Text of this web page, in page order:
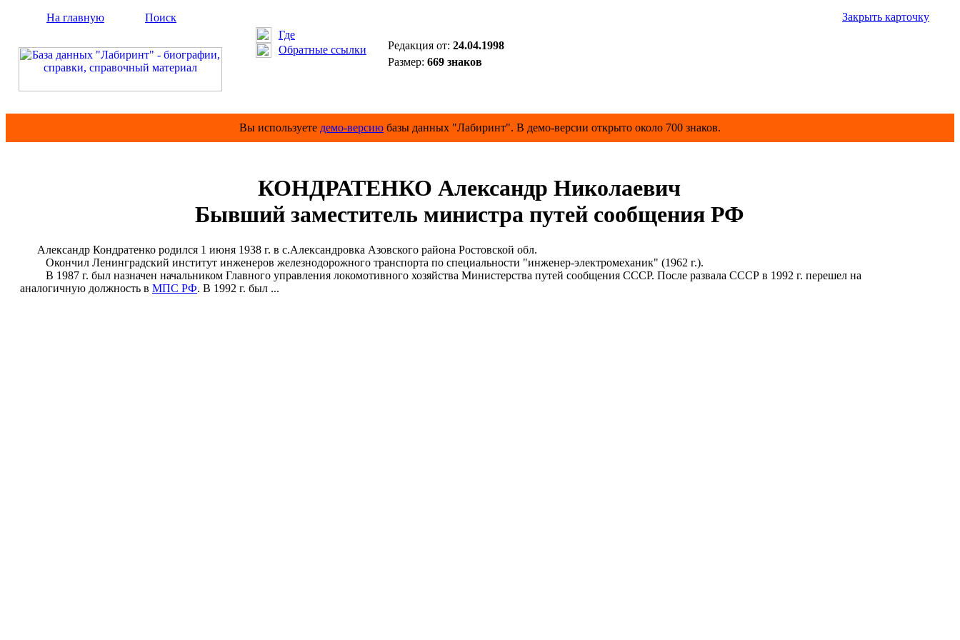
На главную
Поиск
Где
Обратные ссылки
Закрыть карточку
Редакция от: 24.04.1998
Размер: 669 знаков
Вы используете демо-версию базы данных "Лабиринт". В демо-версии открыто около 700 знаков.
КОНДРАТЕНКО Александр Николаевич
Бывший заместитель министра путей сообщения РФ
Александр Кондратенко родился 1 июня 1938 г. в с.Александровка Азовского района Ростовской обл.
Окончил Ленинградский институт инженеров железнодорожного транспорта по специальности "инженер-электромеханик" (1962 г.).
В 1987 г. был назначен начальником Главного управления локомотивного хозяйства Министерства путей сообщения СССР. После развала СССР в 1992 г. перешел на
аналогичную должность в МПС РФ. В 1992 г. был ...